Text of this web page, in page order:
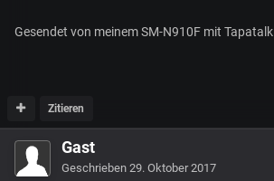
Gesendet von meinem SM-N910F mit Tapatalk
Zitieren
Gast
Geschrieben 29. Oktober 2017